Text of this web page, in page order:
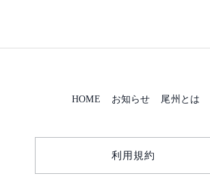
HOME お知らせ 尾州とは
利用規約